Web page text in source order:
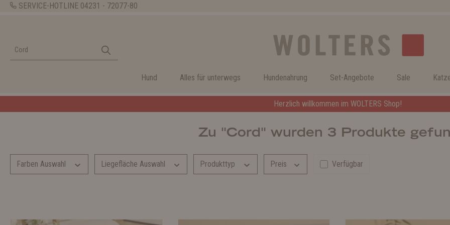
SERVICE-HOTLINE 04231 - 72077-80
Hund Alles für unterwegs Hundenahrung Set-Angebote Sale
Herzlich willkommen im WOLTERS Shop!
Zu "Cord" wurden 3 Produkte
Farben Auswahl Liegefläche Auswahl Produkttyp Preis Verfügbar